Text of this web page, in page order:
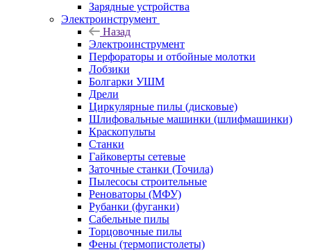
Зарядные устройства
Электроинструмент
Назад
Электроинструмент
Перфораторы и отбойные молотки
Лобзики
Болгарки УШМ
Дрели
Циркулярные пилы (дисковые)
Шлифовальные машинки (шлифмашинки)
Краскопульты
Станки
Гайковерты сетевые
Заточные станки (Точила)
Пылесосы строительные
Реноваторы (МФУ)
Рубанки (фуганки)
Сабельные пилы
Торцовочные пилы
Фены (термопистолеты)